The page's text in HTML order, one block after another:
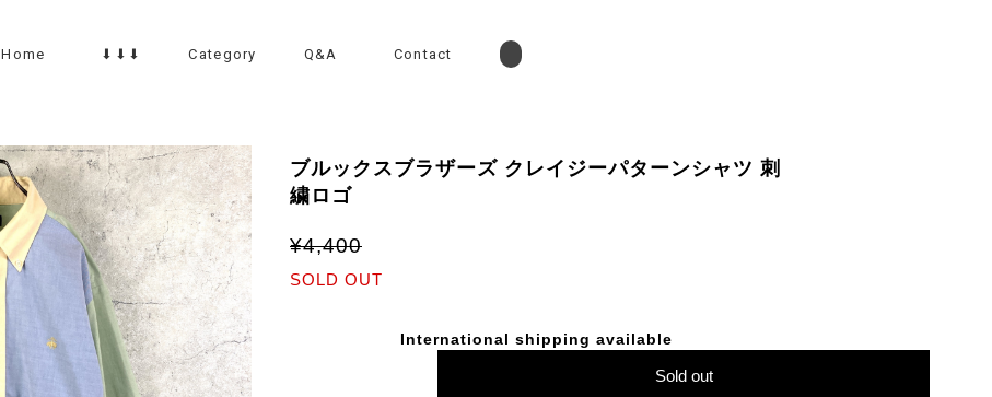
Home ⬇︎⬇︎⬇︎ Category Q&A Contact
ブルックスブラザーズ クレイジーパターンシャツ 刺
繍ロゴ
¥4,400
SOLD OUT
International shipping available
Sold out